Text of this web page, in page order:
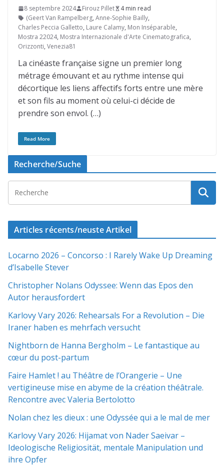
8 septembre 2024 Firouz Pillet
4 min read
(Geert Van Rampelberg, Anne-Sophie Bailly,
Charles Peccia Galletto, Laure Calamy, Mon Inséparable,
Mostra 22024, Mostra Internazionale d'Arte Cinematografica,
Orizzonti, Venezia81
La cinéaste française signe un premier long
métrage émouvant et au rythme intense qui
décortique les liens affectifs forts entre une mère
et son fils au moment où celui-ci décide de
prendre son envol. (…)
Read More
Recherche/Suche
Articles récents/neuste Artikel
Locarno 2026 – Concorso : I Rarely Wake Up Dreaming
d’Isabelle Stever
Christopher Nolans Odyssee: Wenn das Epos den
Autor herausfordert
Karlovy Vary 2026: Rehearsals For a Revolution – Die
Iraner haben es mehrfach versucht
Nightborn de Hanna Bergholm – Le fantastique au
cœur du post-partum
Faire Hamlet ! au Théâtre de l’Orangerie – Une
vertigineuse mise en abyme de la création théâtrale.
Rencontre avec Valeria Bertolotto
Nolan chez les dieux : une Odyssée qui a le mal de mer
Karlovy Vary 2026: Hijamat von Nader Saeivar​​ –
Ideologische Religiosität, mentale Manipulation und
ihre Opfer